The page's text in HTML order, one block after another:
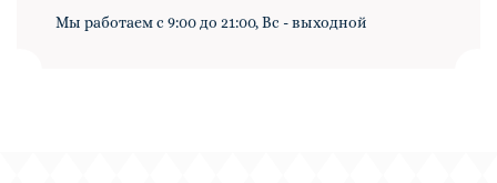
Мы работаем с 9:00 до 21:00, Вс - выходной